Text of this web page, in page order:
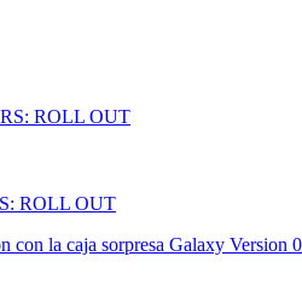
ROLL OUT
con la caja sorpresa Galaxy